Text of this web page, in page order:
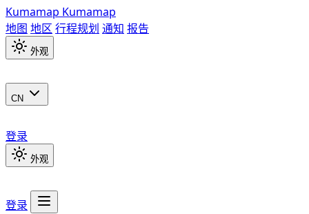
Kumamap Kumamap
地图 地区 行程规划 通知 报告
外观
CN
登录
外观
登录